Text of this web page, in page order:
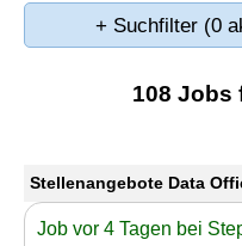
+ Suchfilter (0
108 Jobs
Stellenangebote Data
Job vor 4 Tagen bei